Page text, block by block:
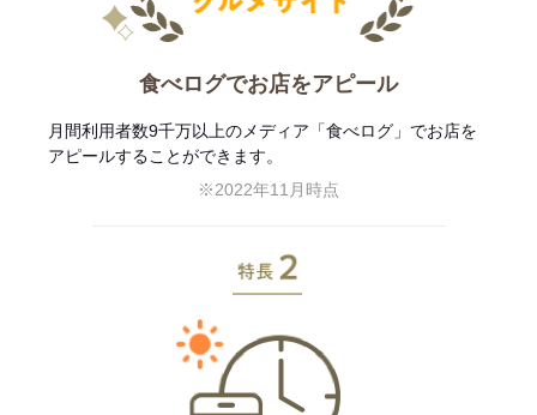
食べログでお店をアピール
月間利用者数9千万以上のメディア「食べログ」でお店を
アピールすることができます。
※2022年11月時点